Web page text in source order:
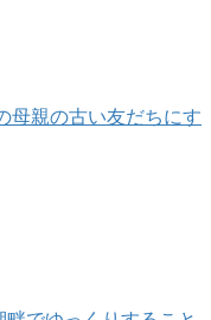
母親の古い友だちにす